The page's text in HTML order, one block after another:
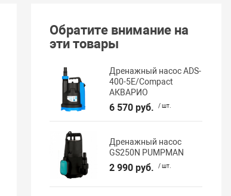
Обратите внимание на
эти товары
Дренажный насос ADS-
400-5E/Compact
АКВАРИО
6 570 руб. / шт.
Дренажный насос
GS250N PUMPMAN
2 990 руб. / шт.